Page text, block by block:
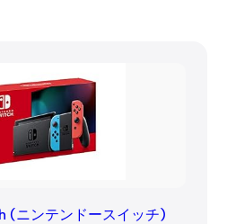
(ニンテンドースイッチ)